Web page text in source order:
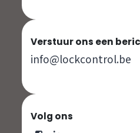
Verstuur ons een
info@lockcontrol.be
Volg ons